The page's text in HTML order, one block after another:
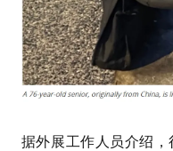
据外展工作人员介绍